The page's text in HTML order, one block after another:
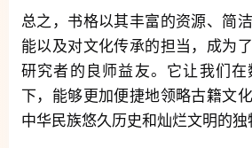
总之，书格以其丰富的资源、简
能以及对文化传承的担当，成为
研究者的良师益友。它让我们
下，能够更加便捷地领略古籍文
中华民族悠久历史和灿烂文明的独